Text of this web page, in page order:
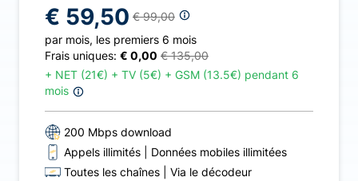
€ 59,50 € 99,00
par mois, les premiers 6 mois
Frais uniques: € 0,00 € 135,00
+ NET (21€) + TV (5€) + GSM (13.5€) pendant 6
mois
200 Mbps download
Appels illimités
Données mobiles illimitées
Toutes les chaînes
Via le décodeur